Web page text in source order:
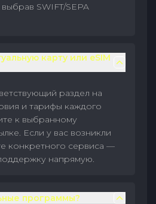
SWIFT/SEPA
карту или eSIM
раздел на
и тарифы каждого
к выбранному
Если у вас возникли
конкретного сервиса —
напрямую.
программы?